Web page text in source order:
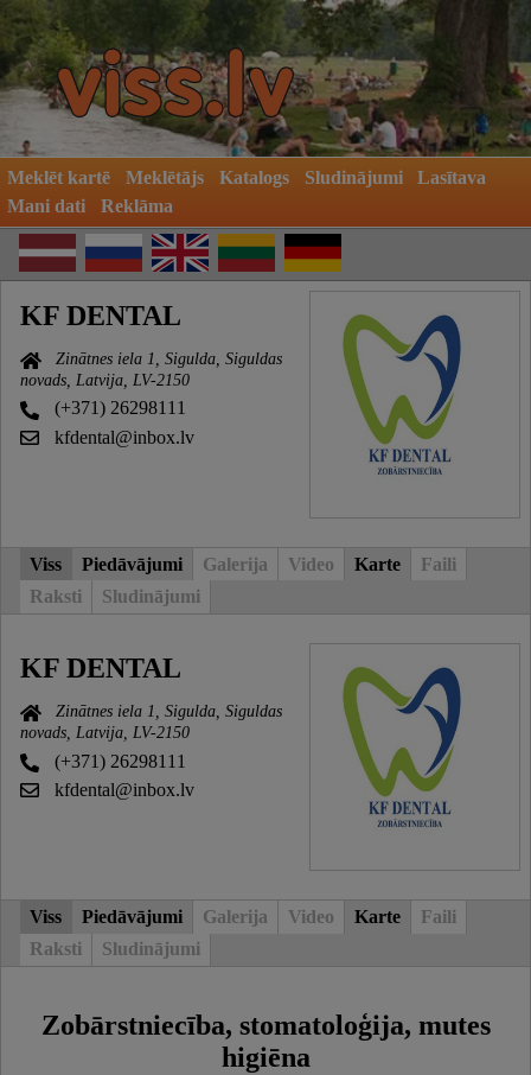
Meklēt kartē Meklētājs Katalogs Sludinājumi
Lasītava
Mani dati
Reklāma
KF DENTAL
Zinātnes iela 1, Sigulda, Siguldas
novads, Latvija, LV-2150
(+371) 26298111
kfdental@inbox.lv
Viss Piedāvājumi Galerija Video Karte
Faili
Raksti
Sludinājumi
KF DENTAL
Zinātnes iela 1, Sigulda, Siguldas
novads, Latvija, LV-2150
(+371) 26298111
kfdental@inbox.lv
Viss Piedāvājumi Galerija Video Karte
Faili
Raksti
Sludinājumi
Zobārstniecība, stomatoloģija, mutes
higiēna